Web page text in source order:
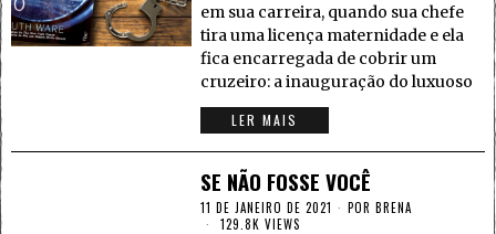
em sua carreira, quando sua chefe
tira uma licença maternidade e ela
fica encarregada de cobrir um
cruzeiro: a inauguração do luxuoso
LER MAIS
SE NÃO FOSSE VOCÊ
11 DE JANEIRO DE 2021 PORBRENA
129.8K VIEWS